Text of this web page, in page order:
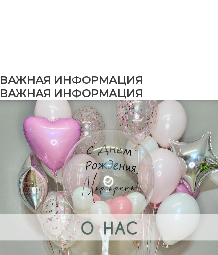
ВАЖНАЯ ИНФОРМАЦИЯ
ВАЖНАЯ ИНФОРМАЦИЯ